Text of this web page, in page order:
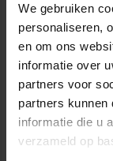
We gebruiken
personaliseren,
en om ons
informatie over
partners voor
partners kunnen
informatie die u
verzameld op
Opleiding